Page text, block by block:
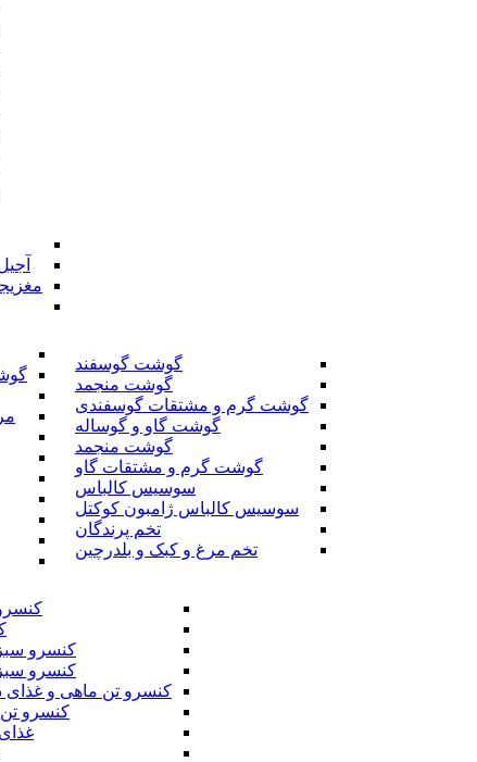
گوشت گوسفند
گوشت منجمد
گوشت گرم و مشتقات گوسفندی
گوشت گاو و گوساله
گوشت منجمد
گوشت گرم و مشتقات گاو
سوسیس کالباس
سوسیس کالباس ژامبون کوکتل
تخم پرندگان
تخم مرغ و کبک و بلدرچین
کنسرو
کنسرو
کنسرو تن ماهی و غذای
کنسرو